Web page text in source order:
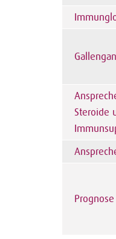
Steroide
Prognose